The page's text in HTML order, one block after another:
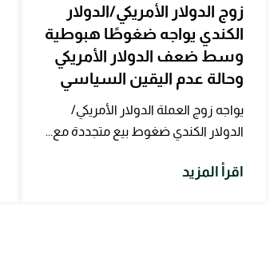
زوج الدولار الأمريكي/الدولار
الكندي يواجه ضغوطًا هبوطية
وسط ضعف الدولار الأمريكي
وحالة عدم اليقين السياسي
يواجه زوج العملة الدولار الأمريكي/
الدولار الكندي ضغوط بيع متجددة مع...
اقرأ المزيد